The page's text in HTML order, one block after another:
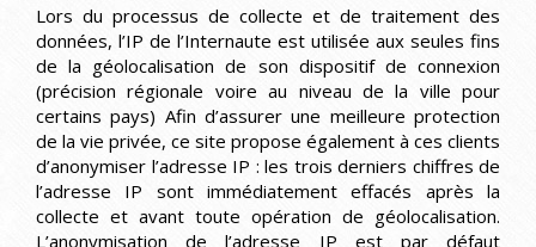
Lors du processus de collecte et de traitement des
données, l’IP de l’Internaute est utilisée aux seules fins
de la géolocalisation de son dispositif de connexion
(précision régionale voire au niveau de la ville pour
certains pays) Afin d’assurer une meilleure protection
de la vie privée, ce site propose également à ces clients
d’anonymiser l’adresse IP : les trois derniers chiffres de
l’adresse IP sont immédiatement effacés après la
collecte et avant toute opération de géolocalisation.
L’anonymisation de l’adresse IP est par défaut